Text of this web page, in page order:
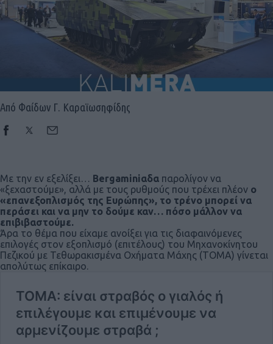
Από Φαίδων Γ. Καραϊωσηφίδης
Με την εν εξελίξει… Bergaminiαδα παρολίγον να
«ξεχαστούμε», αλλά με τους ρυθμούς που τρέχει πλέον ο
«επανεξοπλισμός της Ευρώπης», το τρένο μπορεί να
περάσει και να μην το δούμε καν… πόσο μάλλον να
επιβιβαστούμε.
Άρα το θέμα που είχαμε ανοίξει για τις διαφαινόμενες
επιλογές στον εξοπλισμό (επιτέλους) του Μηχανοκίνητου
Πεζικού με Τεθωρακισμένα Οχήματα Μάχης (ΤΟΜΑ) γίνεται
απολύτως επίκαιρο.